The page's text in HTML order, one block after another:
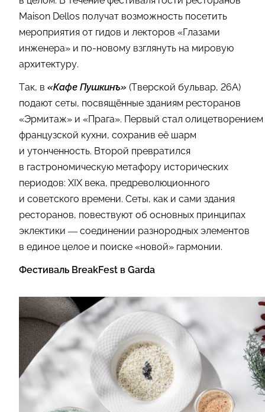
Maison Dellos получат возможность посетить
мероприятия от гидов и лекторов «Глазами
инженера» и по-новому взглянуть на мировую
архитектуру.
Так, в «Кафе Пушкинъ» (Тверской бульвар, 26А)
подают сеты, посвящённые зданиям ресторанов
«Эрмитаж» и «Прага». Первый стал олицетворением
французской кухни, сохранив её шарм
и утонченность. Второй превратился
в гастрономическую метафору исторических
периодов: XIX века, предреволюционного
и советского времени. Сеты, как и сами здания
ресторанов, повествуют об основных принципах
эклектики — соединении разнородных элементов
в единое целое и поиске «новой» гармонии.
Фестиваль BreakFest в Garda